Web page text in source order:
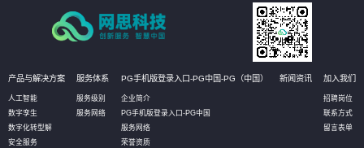
产品与解决方案
人工智能
数字孪生
数字化转型解
安全服务
服务体系
服务级别
服务网络
PG手机版登录入口-PG中国-PG（中国）
企业简介
PG手机版登录入口-PG中国
服务网络
荣誉资质
新闻资讯 加入我们
招聘岗位
联系方式
留言表单